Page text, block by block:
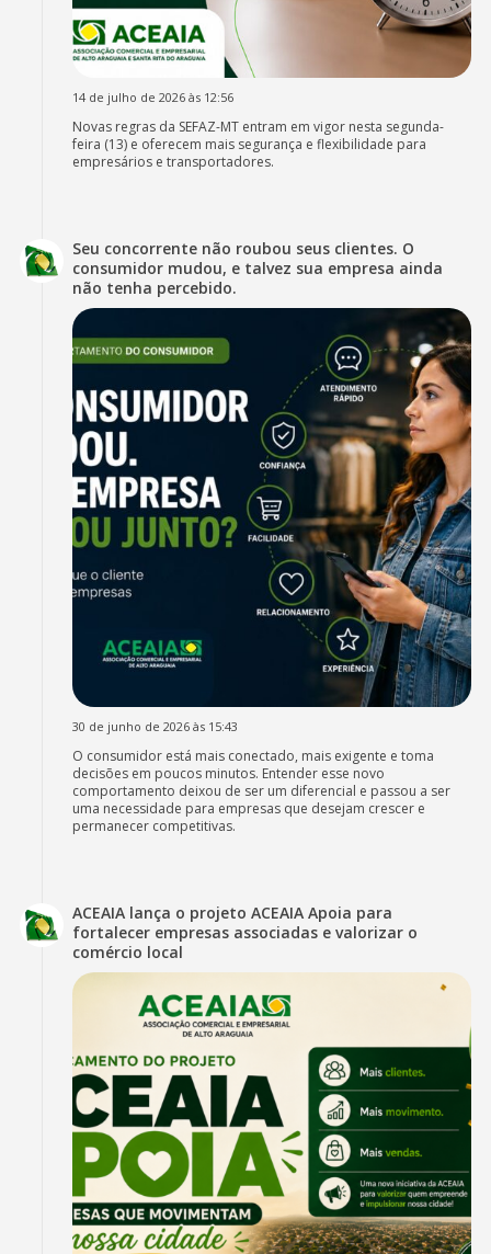
14 de julho de 2026 às 12:56
Novas regras da SEFAZ-MT entram em vigor nesta segunda-
feira (13) e oferecem mais segurança e flexibilidade para
empresários e transportadores.
Seu concorrente não roubou seus clientes. O
consumidor mudou, e talvez sua empresa ainda
não tenha percebido.
30 de junho de 2026 às 15:43
O consumidor está mais conectado, mais exigente e toma
decisões em poucos minutos. Entender esse novo
comportamento deixou de ser um diferencial e passou a ser
uma necessidade para empresas que desejam crescer e
permanecer competitivas.
ACEAIA lança o projeto ACEAIA Apoia para
fortalecer empresas associadas e valorizar o
comércio local